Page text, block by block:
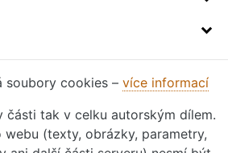
soubory cookies – více informací
části tak v celku autorským dílem.
(texty, obrázky, parametry,